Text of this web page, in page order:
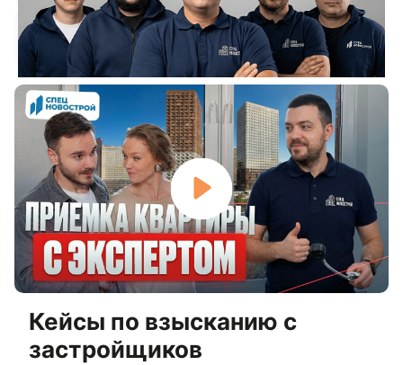
7 000 +
Строительных экспертиз
5 000 +
Исков подано
Видео о компании СпецНовострой
Кейсы по взысканию с
застройщиков